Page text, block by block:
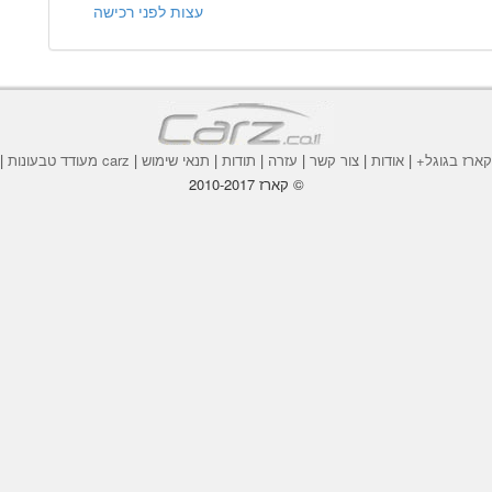
עצות לפני רכישה
קארז בגוגל+ | אודות | צור קשר | עזרה | תודות | תנאי שימוש | carz מעודד טבעונות |
© קארז 2010-2017